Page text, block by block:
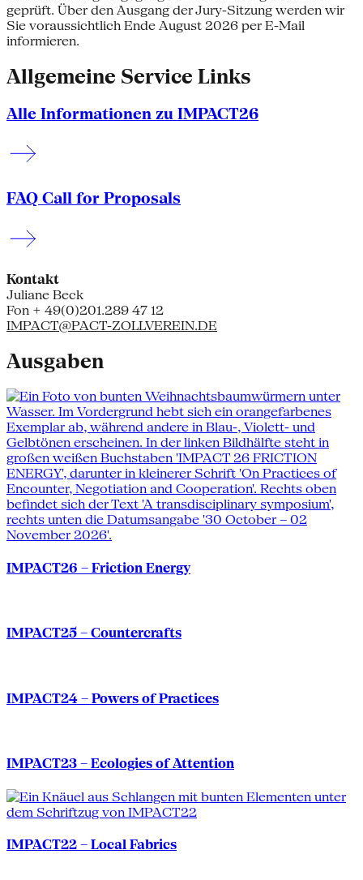
geprüft. Über den Ausgang der Jury-Sitzung werden wir
Sie voraussichtlich Ende August 2026 per E-Mail
informieren.
Allgemeine Service Links
Alle Informationen zu IMPACT26
FAQ Call for Proposals
Kontakt
Juliane Beck
Fon + 49(0)201.289 47 12
IMPACT@PACT-ZOLLVEREIN.DE
Ausgaben
IMPACT26 – Friction Energy
IMPACT25 – Countercrafts
IMPACT24 – Powers of Practices
IMPACT23 – Ecologies of Attention
IMPACT22 – Local Fabrics